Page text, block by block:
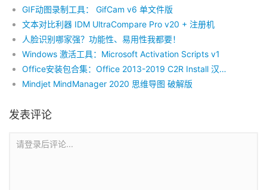
GIF动图录制工具： GifCam v6 单文件版
文本对比利器 IDM UltraCompare Pro v20 + 注册机
人脸识别哪家强？功能性、易用性我都要！
Windows 激活工具：Microsoft Activation Scripts v1
Office安装包合集：Office 2013-2019 C2R Install 汉化版
Mindjet MindManager 2020 思维导图 破解版
发表评论
请登录后评论...